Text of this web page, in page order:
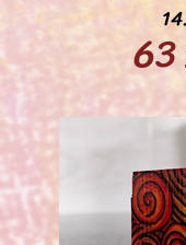
14.
63